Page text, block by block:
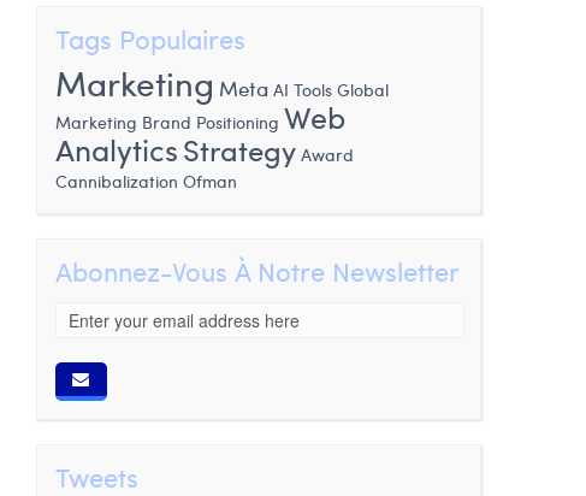
Tags Populaires
Marketing Meta AI Tools Global
Marketing Brand Positioning Web
AnalyticsStrategy Award
Cannibalization Ofman
Abonnez-Vous À Notre Newsletter
Tweets